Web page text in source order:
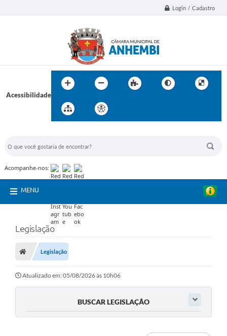
Login / Cadastro
Acessibilidade
Acompanhe-nos:
MENU
Legislação
Legislação
Atualizado em: 05/08/2026 às 10h06
BUSCAR LEGISLAÇÃO